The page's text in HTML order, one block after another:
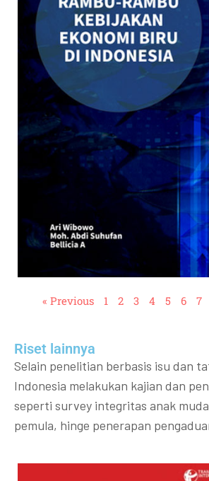
« Previous 1 2 3 4 5 6 7
Riset lainnya​​
Selain penelitian berbasis isu dan
Indonesia melakukan kajian dan
seperti survey integritas anak
pemula, hinge penerapan